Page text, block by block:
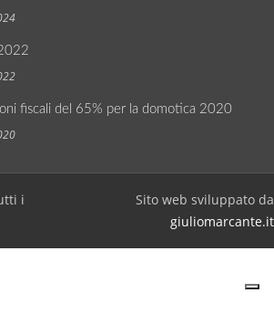
fiscali del 65% per la domotica 2020
i
Sito web sviluppato da
giuliomarcante.it